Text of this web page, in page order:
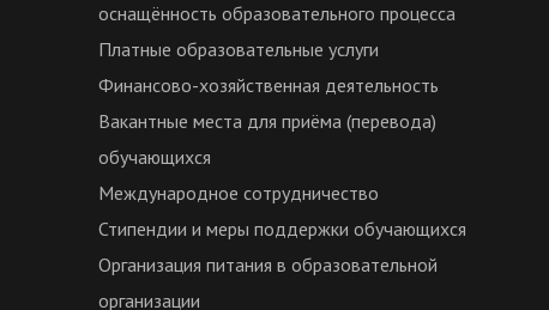
оснащённость образовательного процесса
Платные образовательные услуги
Финансово-хозяйственная деятельность
Вакантные места для приёма (перевода)
обучающихся
Международное сотрудничество
Стипендии и меры поддержки обучающихся
Организация питания в образовательной
организации